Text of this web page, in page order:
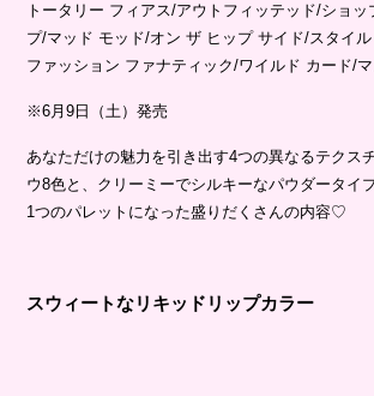
トータリー フィアス/アウトフィッテッド/ショッ
プ/マッド モッド/オン ザ ヒップ サイド/スタイ
ファッション ファナティック/ワイルド カード/
※6月9日（土）発売
あなただけの魅力を引き出す4つの異なるテクス
ウ8色と、クリーミーでシルキーなパウダータイ
1つのパレットになった盛りだくさんの内容♡
スウィートなリキッドリップカラー